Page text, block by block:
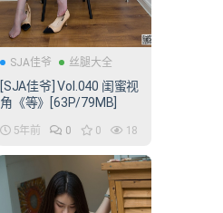
SJA佳爷 丝腿大全
[SJA佳爷] Vol.040 闺蜜视
角《等》[63P/79MB]
5年前 0 0 18